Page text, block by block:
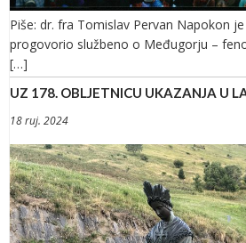
Piše: dr. fra Tomislav Pervan Napokon
progovorio službeno o Međugorju –
[…]
UZ 178. OBLJETNICU UKAZANJA U
18 ruj. 2024